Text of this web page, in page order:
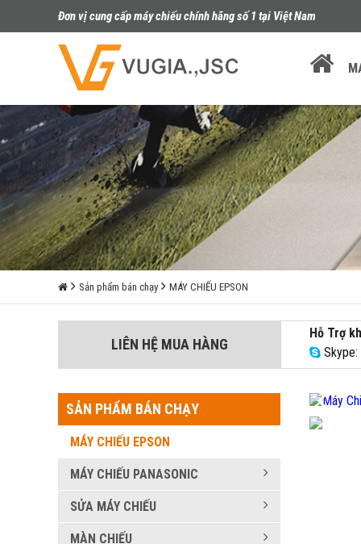
Đơn vị cung cấp máy chiếu chính hãng số 1 tại Việt Nam
Sản phẩm bán chạy MÁY CHIẾU EPSON
LIÊN HỆ MUA HÀNG
Hỗ Trợ
Skype:
SẢN PHẨM BÁN CHẠY
MÁY CHIẾU EPSON
MÁY CHIẾU PANASONIC
SỬA MÁY CHIẾU
MÀN CHIẾU